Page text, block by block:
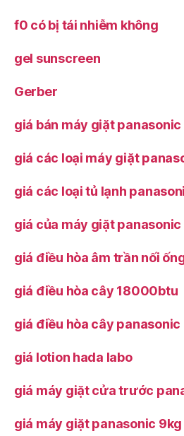
f0 có bị tái nhiễm không
gel sunscreen
Gerber
giá bán máy giặt panasonic
giá các loại máy giặt
giá các loại tủ lạnh
giá của máy giặt panasonic
giá điều hòa âm trần nối
giá điều hòa cây 18000btu
giá điều hòa cây panasonic
giá lotion hada labo
giá máy giặt cửa trước
giá máy giặt panasonic